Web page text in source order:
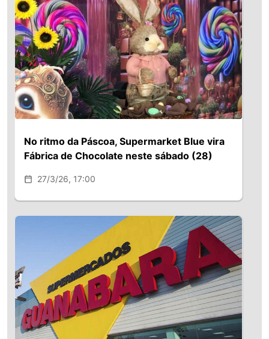
categoria de bebidas, o vinho cresceu
4,8% em faturamento, com leve alta de
0,8% em volume, enquanto os
energéticos avançaram 4% em
faturamento, sinalizando consumo
estável com leve tendência de alta.
No ritmo da Páscoa, Supermarket Blue vira
Fábrica de Chocolate neste sábado (28)
27/3/26, 17:00